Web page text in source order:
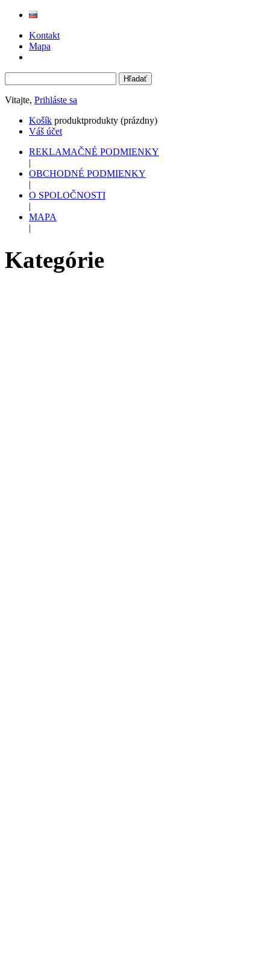
Kontakt
Mapa
Vitajte, Prihláste sa
Košík produktprodukty (prázdny)
Váš účet
REKLAMAČNÉ PODMIENKY
|
OBCHODNÉ PODMIENKY
|
O SPOLOČNOSTI
|
MAPA
|
Kategórie